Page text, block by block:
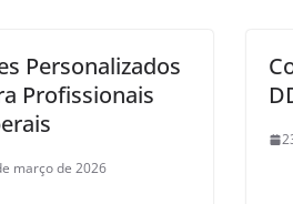
Personalizados
Profissionais
março de 2026